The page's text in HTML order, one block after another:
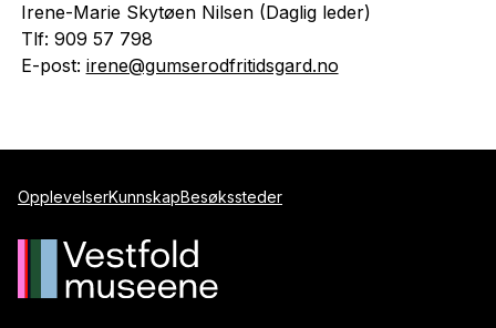
Irene-Marie Skytøen Nilsen (Daglig leder)
Tlf: 909 57 798
E-post: irene@gumserodfritidsgard.no
OpplevelserKunnskapBesøkssteder